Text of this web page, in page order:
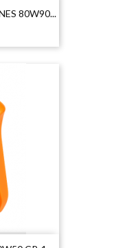
80W90...